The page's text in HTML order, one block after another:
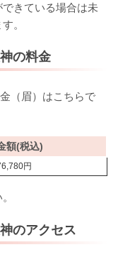
きている場合は未
。
の料金
（眉）はこちらで
額(税込)
円
のアクセス